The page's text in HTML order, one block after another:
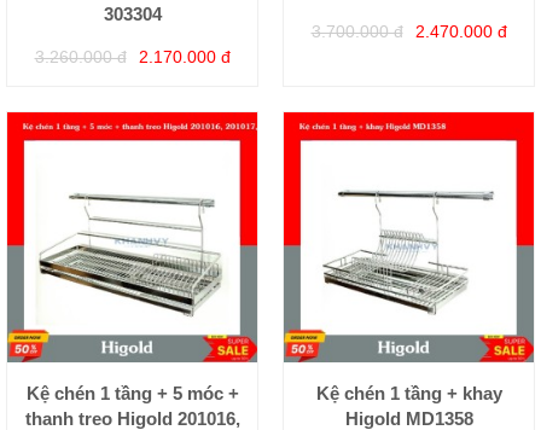
303304
3.260.000 đ 2.170.000 đ
3.700.000 đ 2.470.000 đ
Kệ chén 1 tầng + 5 móc +
thanh treo Higold 201016,
Kệ chén 1 tầng + khay
Higold MD1358